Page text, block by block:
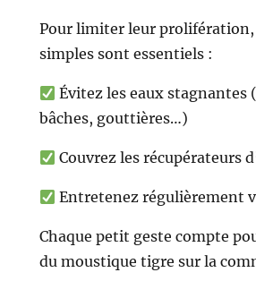
Pour limiter leur prolifération,
simples sont essentiels :
Évitez les eaux stagnantes
bâches, gouttières…)
Couvrez les récupérateurs
Entretenez régulièrement
Chaque petit geste compte
du moustique tigre sur la